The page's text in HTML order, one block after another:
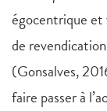
égocentrique et
de
(Gonsalves,
faire passer à